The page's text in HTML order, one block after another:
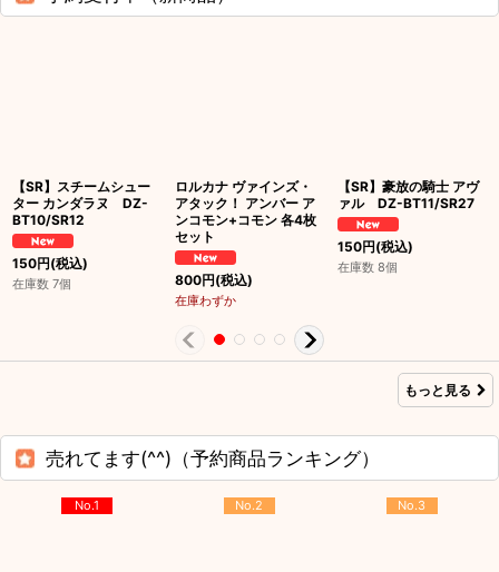
【SR】スチームシュー
ター カンダラヌ DZ-
BT10/SR12
150円(税込)
在庫数 7個
ロルカナ ヴァインズ・
アタック！ アンバー ア
ンコモン+コモン 各4枚
セット
800円(税込)
在庫わずか
【SR】豪放の騎士 アヴ
ァル DZ-BT11/SR27
150円(税込)
在庫数 8個
もっと見る
売れてます(^^)（予約商品ランキング）
No.1 No.2 No.3